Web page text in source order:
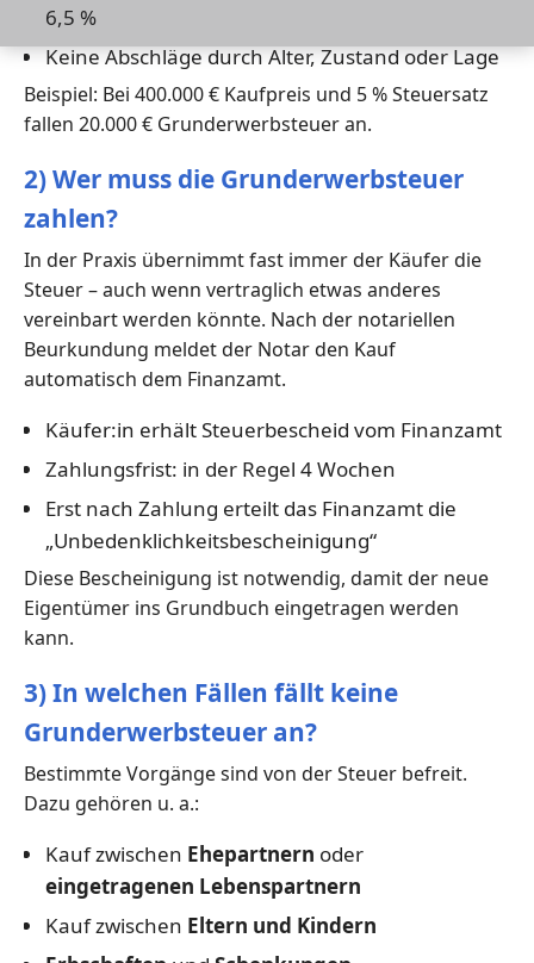
6,5 %
Keine Abschläge durch Alter, Zustand oder Lage
Beispiel: Bei 400.000 € Kaufpreis und 5 % Steuersatz
fallen 20.000 € Grunderwerbsteuer an.
2) Wer muss die Grunderwerbsteuer
zahlen?
In der Praxis übernimmt fast immer der Käufer die
Steuer – auch wenn vertraglich etwas anderes
vereinbart werden könnte. Nach der notariellen
Beurkundung meldet der Notar den Kauf
automatisch dem Finanzamt.
Käufer:in erhält Steuerbescheid vom Finanzamt
Zahlungsfrist: in der Regel 4 Wochen
Erst nach Zahlung erteilt das Finanzamt die
„Unbedenklichkeitsbescheinigung“
Diese Bescheinigung ist notwendig, damit der neue
Eigentümer ins Grundbuch eingetragen werden
kann.
3) In welchen Fällen fällt keine
Grunderwerbsteuer an?
Bestimmte Vorgänge sind von der Steuer befreit.
Dazu gehören u. a.:
Kauf zwischen Ehepartnern oder
eingetragenen Lebenspartnern
Kauf zwischen Eltern und Kindern